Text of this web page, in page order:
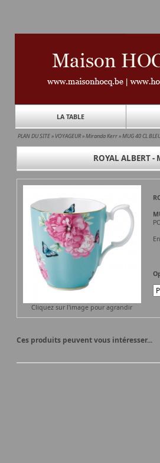
LA TABLE
PLAN DU SITE» VOYAGEUR»Miranda Kerr»MUG 40 CL
ROYAL ALBERT -
Cliquez sur l'image pour agrandir
Ces produits peuvent vous intéresser...